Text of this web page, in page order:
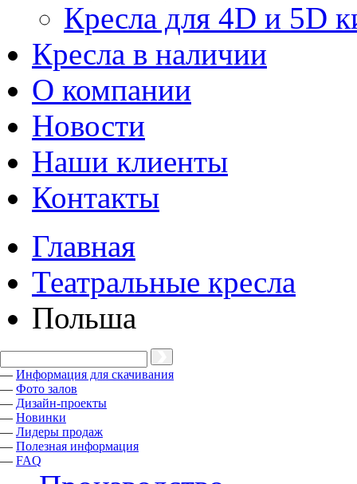
Кресла для 4D и 5D
Кресла в наличии
О компании
Новости
Наши клиенты
Контакты
Главная
Театральные кресла
Польша
— Информация для скачивания
— Фото залов
— Дизайн-проекты
— Новинки
— Лидеры продаж
— Полезная информация
— FAQ